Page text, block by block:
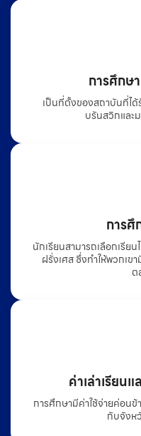
การศึกษ
เป็นที่ตั้งของสถาบันที่ไ
บรันสวิกและ
การศึ
นักเรียนสามารถเลือกเรีย
ฝรั่งเศส ซึ่งทำให้พวกเข
ต
ค่าเล่าเรียน
การศึกษามีค่าใช้จ่ายค่อน
กับจังห